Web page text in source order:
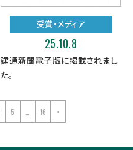
受賞・メディア
25.10.8
建通新聞電子版に掲載されまし
た。
5 16 >